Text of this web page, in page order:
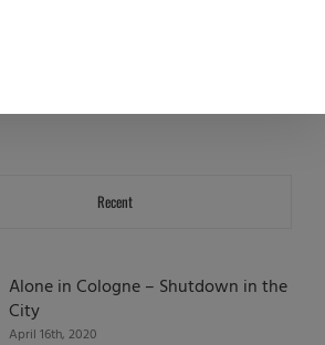
Recent
Alone in Cologne – Shutdown in the
City
April 16th, 2020